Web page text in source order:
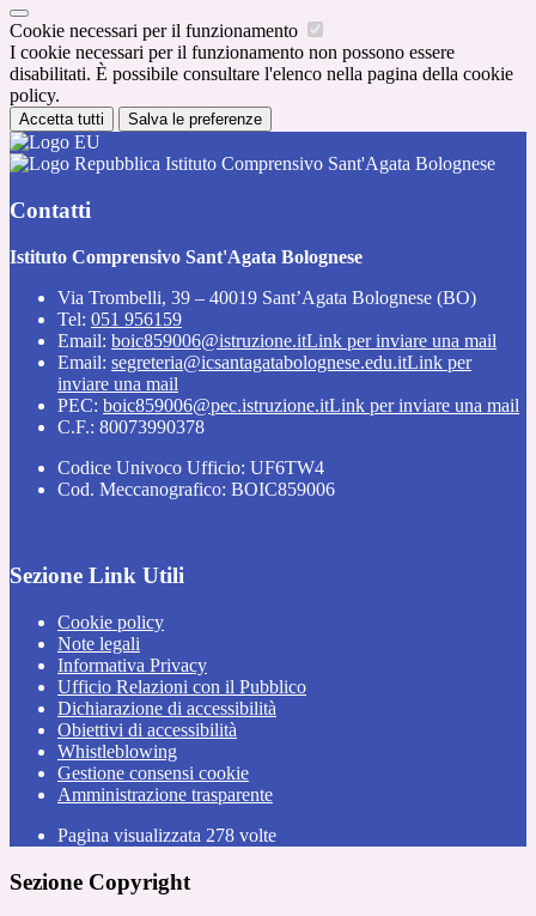
Cookie necessari per il funzionamento
I cookie necessari per il funzionamento non possono essere
disabilitati. È possibile consultare l'elenco nella pagina della cookie
policy.
Accetta tutti Salva le preferenze
Istituto Comprensivo Sant'Agata Bolognese
Contatti
Istituto Comprensivo Sant'Agata Bolognese
Via Trombelli, 39 – 40019 Sant’Agata Bolognese (BO)
Tel: 051 956159
Email: boic859006@istruzione.itLink per inviare una mail
Email: segreteria@icsantagatabolognese.edu.itLink per
inviare una mail
PEC: boic859006@pec.istruzione.itLink per inviare una mail
C.F.: 80073990378
Codice Univoco Ufficio: UF6TW4
Cod. Meccanografico: BOIC859006
Sezione Link Utili
Cookie policy
Note legali
Informativa Privacy
Ufficio Relazioni con il Pubblico
Dichiarazione di accessibilità
Obiettivi di accessibilità
Whistleblowing
Gestione consensi cookie
Amministrazione trasparente
Pagina visualizzata 278 volte
Sezione Copyright